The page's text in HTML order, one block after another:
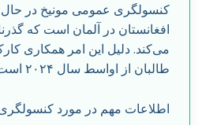
کنسولگری عمومی مونیخ در حال
افغانستان در آلمان است که
می‌کند. دلیل این امر همکاری
طالبان از اواسط سال ۲۰۲۴ است.
اطلاعات مهم در مورد